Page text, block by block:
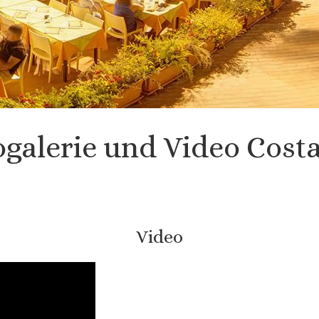
und Video
Video